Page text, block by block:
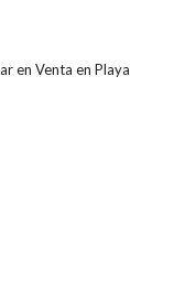
en Venta en Playa